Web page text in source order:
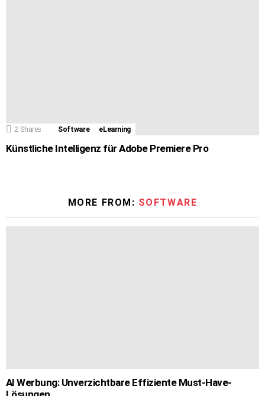
2 Shares Software eLearning
Künstliche Intelligenz für Adobe Premiere Pro
MORE FROM: SOFTWARE
AI Werbung: Unverzichtbare Effiziente Must-Have-